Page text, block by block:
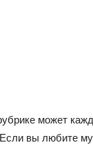
может
вы любите